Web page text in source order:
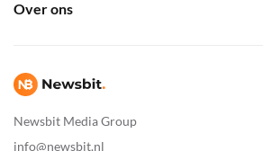
Newsbit Media Group
info@newsbit.nl
Over ons